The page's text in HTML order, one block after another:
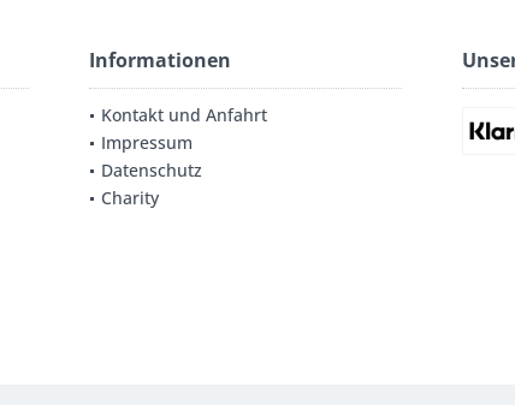
Informationen
Kontakt und Anfahrt
Impressum
Datenschutz
Charity